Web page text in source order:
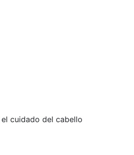
cuidado del cabello